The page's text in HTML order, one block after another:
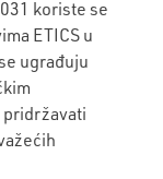
koriste se
ETICS u
ugrađuju
pridržavati